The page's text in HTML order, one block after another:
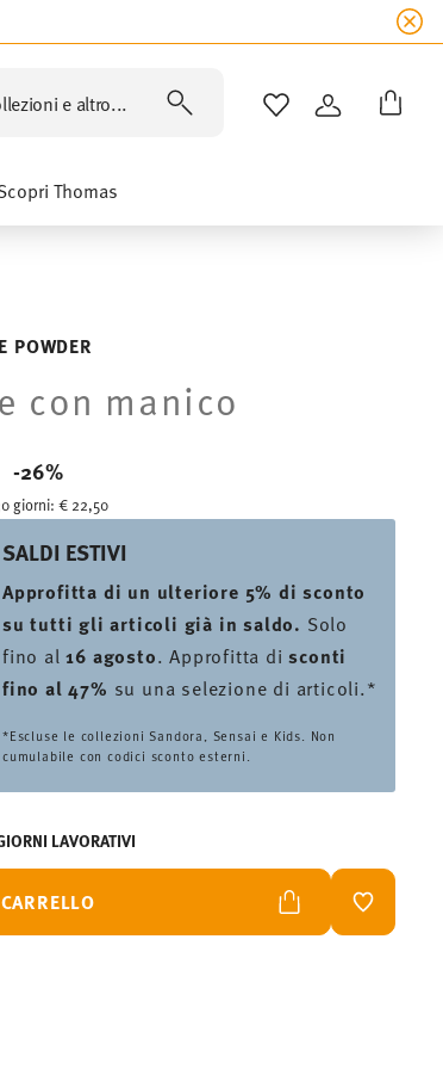
e altro... LISTA DESIDERI
ACCEDI
Thomas
POWDER
con manico
-26%
giorni:€ 22,50
SALDI ESTIVI
Approfitta di un ulteriore 5% di sconto
su tutti gli articoli già in saldo. Solo
fino al16 agosto. Approfitta disconti
fino al 47% su una selezione di articoli.*
*Escluse le collezioni Sandora, Sensai e Kids. Non
cumulabile con codici sconto esterni.
LAVORATIVI
LISTA